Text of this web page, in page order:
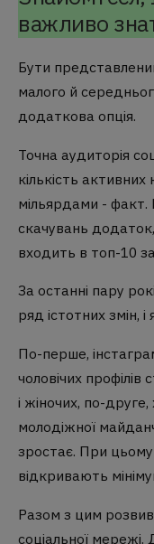
важливо
Бути
малого й
додаткова опція.
Точна аудиторія
кількість
мільярдами - факт.
скачувань
входить в топ-10
За останні пару
ряд істотних змін,
По-перше,
чоловічих профілів
і жіночих, по-друге,
молодіжної
зростає. При цьому
відкривають
Разом з цим
соціальної мережі.